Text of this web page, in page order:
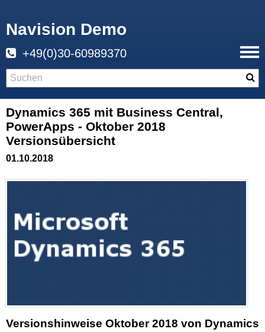
Navision Demo
+49(0)30-60989370
Dynamics 365 mit Business Central,
PowerApps - Oktober 2018
Versionsübersicht
01.10.2018
Versionshinweise Oktober 2018 von Dynamics